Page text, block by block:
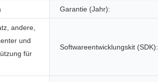
Garantie (Jahr):
andere,
und
für
Softwareentwicklungskit (SDK):